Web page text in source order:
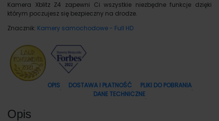
Kamera Xblitz Z4 zapewni Ci wszystkie niezbędne funkcje dzięki
którym poczujesz się bezpieczny na drodze.
Znacznik: Kamery samochodowe - Full HD
OPIS DOSTAWA I PŁATNOŚĆ
PLIKI DO POBRANIA
DANE TECHNICZNE
Opis